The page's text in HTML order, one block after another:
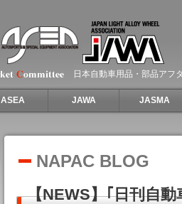
日本自動車用品・部品アフ
ASEA JAWA JASMA
NAPAC BLOG
【NEWS】｢日刊自